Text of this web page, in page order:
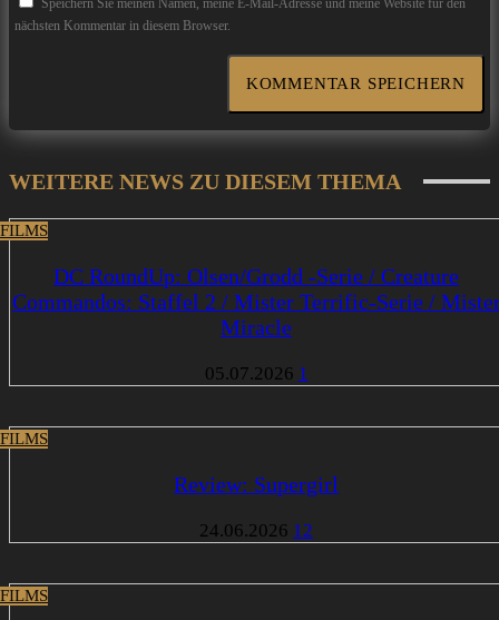
Speichern Sie meinen Namen, meine E-Mail-Adresse und meine Website für den
nächsten Kommentar in diesem Browser.
WEITERE NEWS ZU DIESEM THEMA
DC RoundUp: Olsen/Grodd -Serie / Creature
Commandos: Staffel 2 / Mister Terrific-Serie /
Miracle
05.07.2026 1
Review: Supergirl
24.06.2026 12